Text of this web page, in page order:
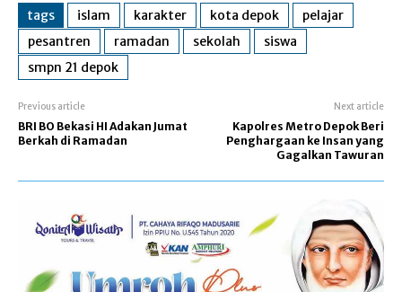
tags islam karakter kota depok
pelajar
pesantren
ramadan sekolah
siswa
smpn 21 depok
Previous article
BRI BO Bekasi HI Adakan Jumat
Berkah di Ramadan
Next article
Kapolres Metro Depok Beri
Penghargaan ke Insan yang
Gagalkan Tawuran